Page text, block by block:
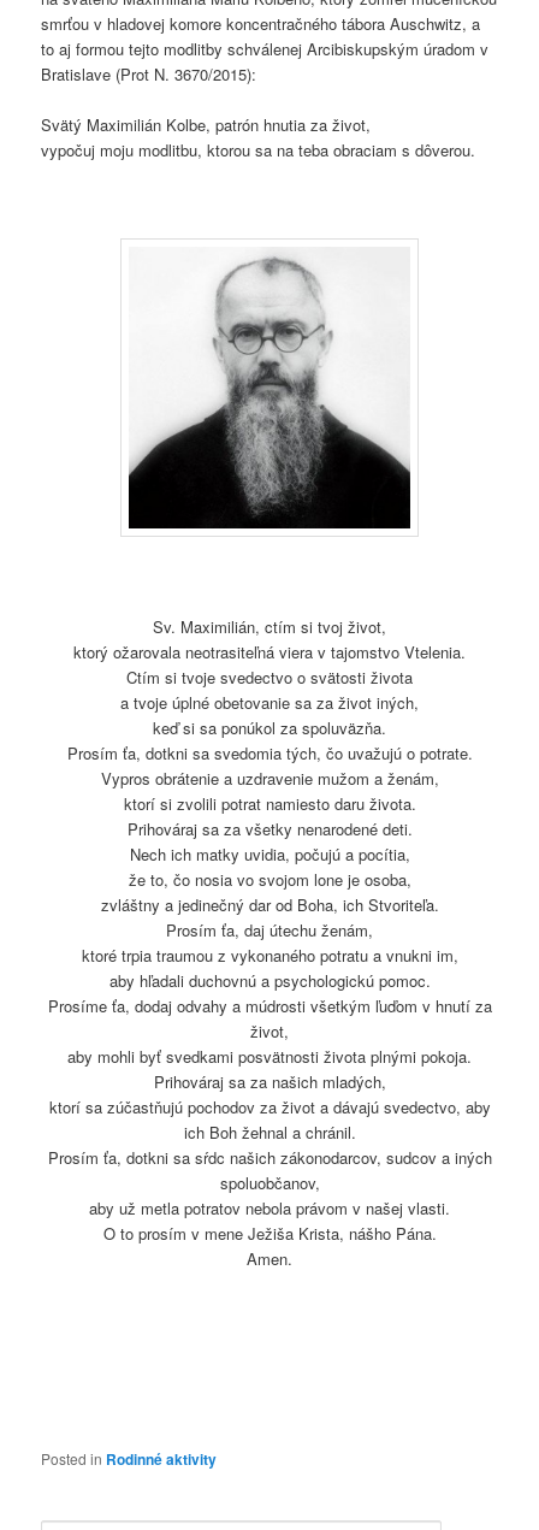
smrťou v hladovej komore koncentračného tábora Auschwitz, a
to aj formou tejto modlitby schválenej Arcibiskupským úradom v
Bratislave (Prot N. 3670/2015):
Svätý Maximilián Kolbe, patrón hnutia za život,
vypočuj moju modlitbu, ktorou sa na teba obraciam s dôverou.
Sv. Maximilián, ctím si tvoj život,
ktorý ožarovala neotrasiteľná viera v tajomstvo Vtelenia.
Ctím si tvoje svedectvo o svätosti života
a tvoje úplné obetovanie sa za život iných,
keď si sa ponúkol za spoluväzňa.
Prosím ťa, dotkni sa svedomia tých, čo uvažujú o potrate.
Vypros obrátenie a uzdravenie mužom a ženám,
ktorí si zvolili potrat namiesto daru života.
Prihováraj sa za všetky nenarodené deti.
Nech ich matky uvidia, počujú a pocítia,
že to, čo nosia vo svojom lone je osoba,
zvláštny a jedinečný dar od Boha, ich Stvoriteľa.
Prosím ťa, daj útechu ženám,
ktoré trpia traumou z vykonaného potratu a vnukni im,
aby hľadali duchovnú a psychologickú pomoc.
Prosíme ťa, dodaj odvahy a múdrosti všetkým ľuďom v hnutí za
život,
aby mohli byť svedkami posvätnosti života plnými pokoja.
Prihováraj sa za našich mladých,
ktorí sa zúčastňujú pochodov za život a dávajú svedectvo, aby
ich Boh žehnal a chránil.
Prosím ťa, dotkni sa sŕdc našich zákonodarcov, sudcov a iných
spoluobčanov,
aby už metla potratov nebola právom v našej vlasti.
O to prosím v mene Ježiša Krista, nášho Pána.
Amen.
Posted in Rodinné aktivity